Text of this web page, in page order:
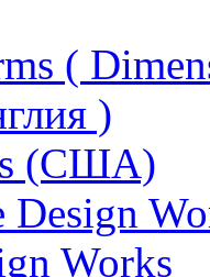
(
)
(США)
Works